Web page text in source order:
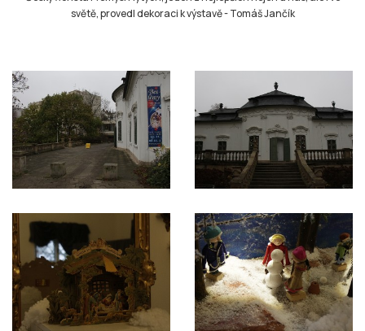
světě, provedl dekoraci k výstavě-Tomáš Jančík